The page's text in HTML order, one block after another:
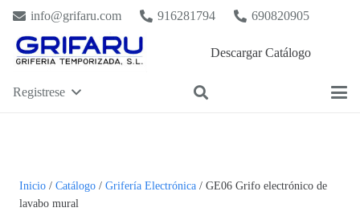
info@grifaru.com 916281794 690820905
Descargar Catálogo
Registrese
Inicio / Catálogo / Grifería Electrónica / GE06 Grifo electrónico de
lavabo mural